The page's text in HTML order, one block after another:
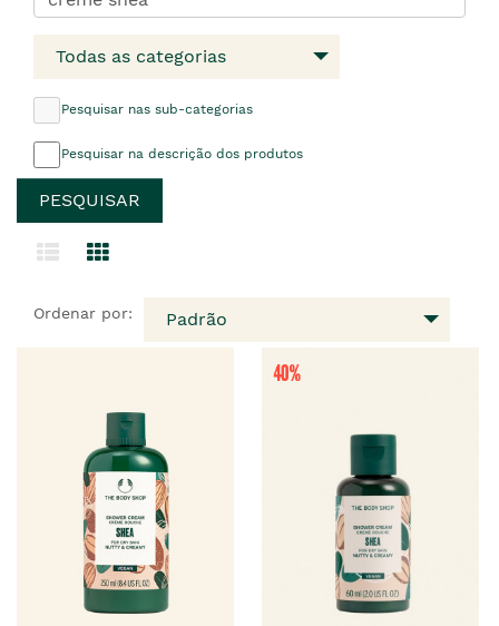
Todas as categorias
Pesquisar nas sub-categorias
Pesquisar na descrição dos produtos
Ordenar por: Padrão